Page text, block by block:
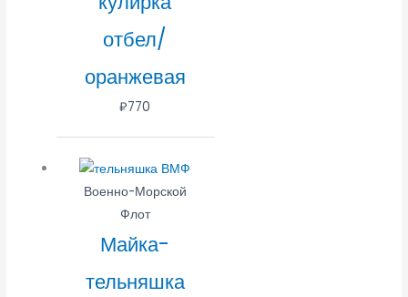
отбел/
оранжевая
₽770
Военно-Морской
Флот
Майка-
тельняшка